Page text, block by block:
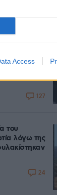
Access
την
στη
127
του
λόγω της
24